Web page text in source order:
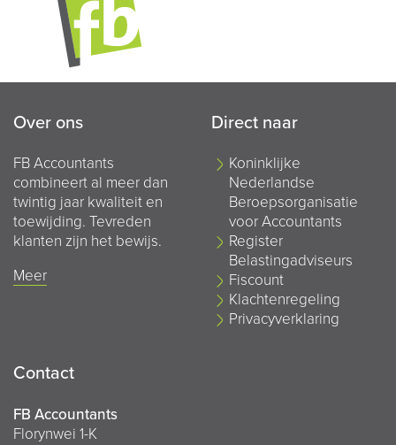
Over ons
FB Accountants
combineert al meer dan
twintig jaar kwaliteit en
toewijding. Tevreden
klanten zijn het bewijs.
Meer
Direct naar
Koninklijke
Nederlandse
Beroepsorganisatie
voor Accountants
Register
Belastingadviseurs
Fiscount
Klachtenregeling
Privacyverklaring
Contact
FB Accountants
Florynwei 1-K